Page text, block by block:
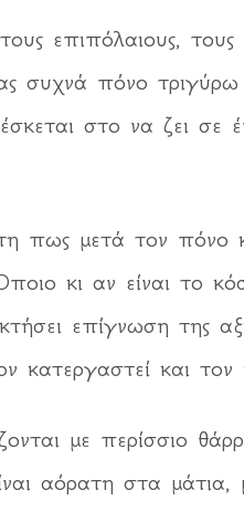
επιπόλαιους,
συχνά πόνο
στο να ζει σε
πως μετά τον πόνο
κι αν είναι το
επίγνωση της
και τον
με περίσσιο
αόρατη στα